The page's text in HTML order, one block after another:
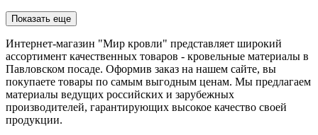
Показать еще
Интернет-магазин "Мир кровли" представляет широкий
ассортимент качественных товаров - кровельные материалы в
Павловском посаде. Оформив заказ на нашем сайте, вы
покупаете товары по самым выгодным ценам. Мы предлагаем
материалы ведущих российских и зарубежных
производителей, гарантирующих высокое качество своей
продукции.